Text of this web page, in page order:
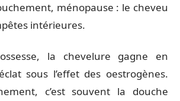
ménopause : le cheveu
intérieures.
la chevelure gagne en
sous l’effet des oestrogènes.
c’est souvent la douche